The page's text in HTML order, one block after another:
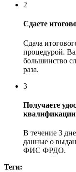
2
Сдаете
Сдача
процедурой.
большинство
раза.
3
Получаете
квалификации
В течение 3
данные о
ФИС ФРДО.
Теги: